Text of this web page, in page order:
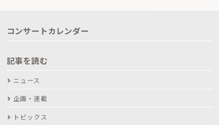
コンサートカレンダー
記事を読む
ニュース
企画・連載
トピックス